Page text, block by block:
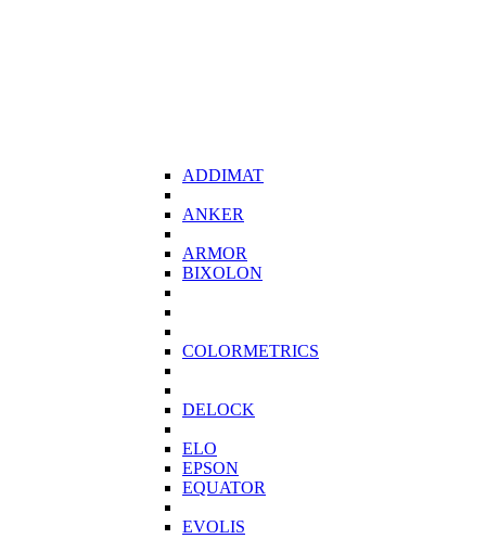
ADDIMAT
ANKER
ARMOR
BIXOLON
COLORMETRICS
DELOCK
ELO
EPSON
EQUATOR
EVOLIS